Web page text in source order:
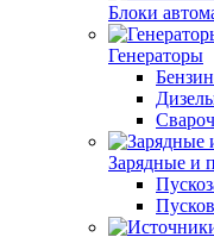
Блоки
Генераторы
Зарядные и